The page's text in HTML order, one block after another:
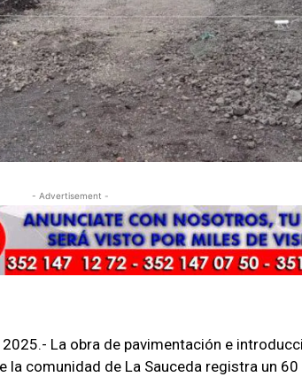
- Advertisement -
La obra de pavimentación e
la comunidad de La Sauceda registra un